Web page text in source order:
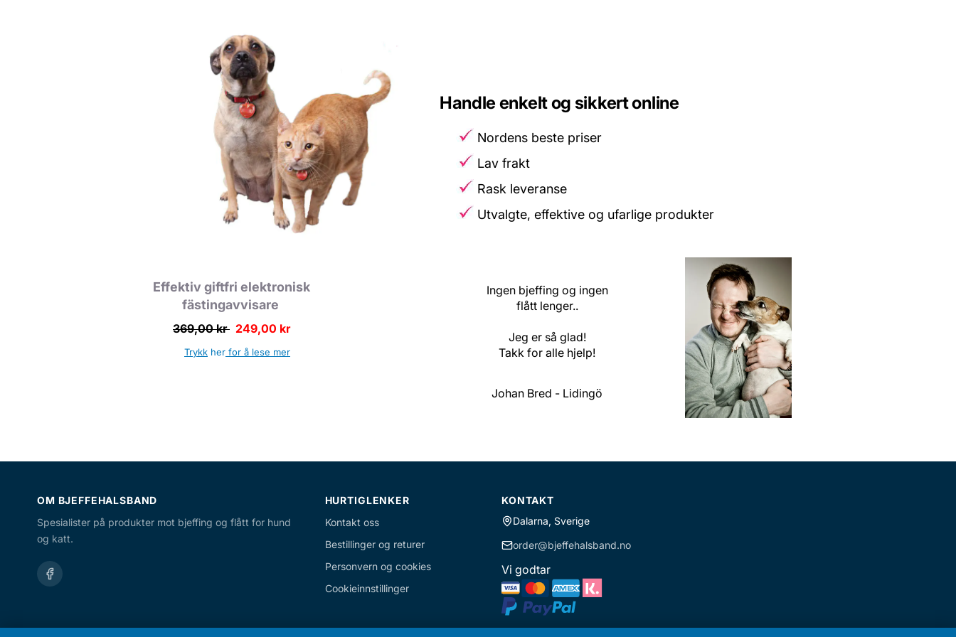
Handle enkelt og sikkert online
Nordens beste priser
Lav frakt
Rask leveranse
Utvalgte, effektive og ufarlige produkter
Effektiv giftfri elektronisk
fästingavvisare
369,00 kr 249,00 kr
Trykk her for å lese mer
Ingen bjeffing og ingen
flått lenger..
Jeg er så glad!
Takk for alle hjelp!
Johan Bred - Lidingö
OM BJEFFEHALSBAND
Spesialister på produkter mot bjeffing og flått for hund
og katt.
HURTIGLENKER
Kontakt oss
Bestillinger og returer
Personvern og cookies
Cookieinnstillinger
KONTAKT
Dalarna, Sverige
order@bjeffehalsband.no
Vi godtar